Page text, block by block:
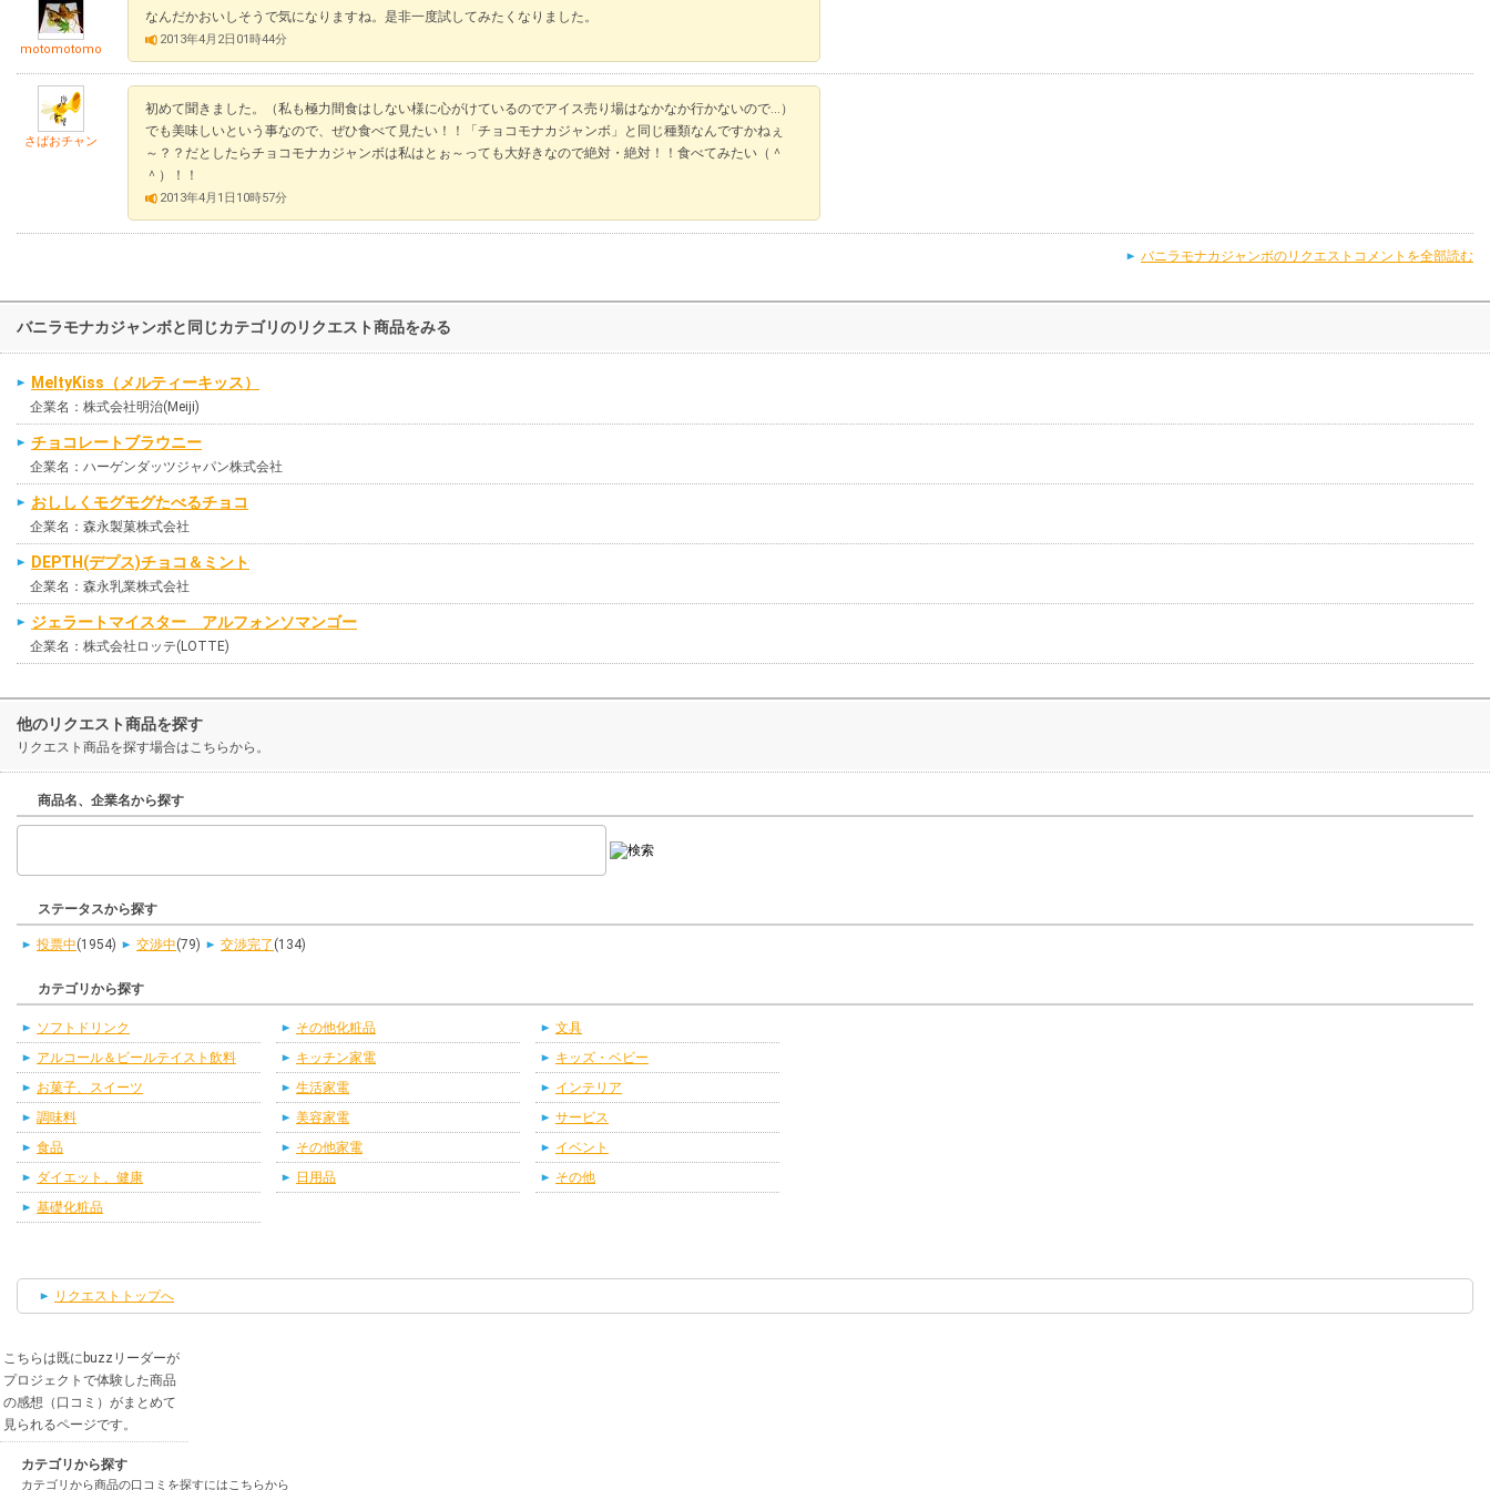
motomotomo
なんだかおいしそうで気になりますね。是非一度試してみたくなりました。
2013年4月2日01時44分
さばおチャン
初めて聞きました。（私も極力間食はしない様に心がけているのでアイス売り場はなかなか行かないので…）
でも美味しいという事なので、ぜひ食べて見たい！！「チョコモナカジャンボ」と同じ種類なんですかねぇ
～？？だとしたらチョコモナカジャンボは私はとぉ～っても大好きなので絶対・絶対！！食べてみたい（＾
＾）！！
2013年4月1日10時57分
バニラモナカジャンボのリクエストコメントを全部読む
バニラモナカジャンボと同じカテゴリのリクエスト商品をみる
MeltyKiss（メルティーキッス）
企業名：株式会社明治(Meiji)
チョコレートブラウニー
企業名：ハーゲンダッツジャパン株式会社
おししくモグモグたべるチョコ
企業名：森永製菓株式会社
DEPTH(デプス)チョコ＆ミント
企業名：森永乳業株式会社
ジェラートマイスター アルフォンソマンゴー
企業名：株式会社ロッテ(LOTTE)
他のリクエスト商品を探す
リクエスト商品を探す場合はこちらから。
商品名、企業名から探す
ステータスから探す
投票中(1954) 交渉中(79) 交渉完了 (134)
カテゴリから探す
ソフトドリンク
アルコール＆ビールテイスト飲料
お菓子、スイーツ
調味料
食品
ダイエット、健康
基礎化粧品
その他化粧品
キッチン家電
生活家電
美容家電
その他家電
日用品
文具
キッズ・ベビー
インテリア
サービス
イベント
その他
リクエストトップへ
こちらは既にbuzzリーダーが
プロジェクトで体験した商品
の感想（口コミ）がまとめて
見られるページです。
カテゴリから探す
カテゴリから商品の口コミを探すにはこちらから